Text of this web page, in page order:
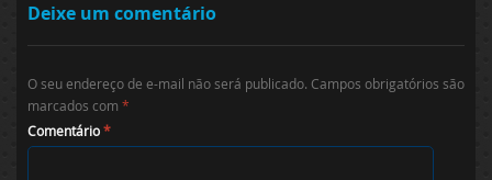
Deixe um comentário
O seu endereço de e-mail não será publicado. Campos obrigatórios são
marcados com *
Comentário*